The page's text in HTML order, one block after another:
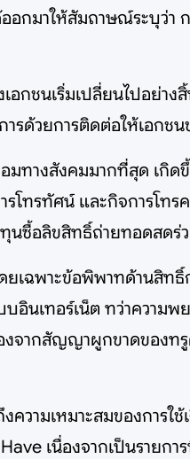
ออกมาให้สัมถาษณ์ระบุว่า
นเริ่มเปลี่ยนไปอย่างสิ้
รด้วยการติดต่อให้เอกช
มทางสังคมมากที่สุด เกิ
โทรทัศน์ และกิจการโท
นซื้อลิขสิทธิ์ถ่ายทอดสดร่
ฉพาะข้อพิพาทด้านสิท
นเทอร์เน็ต ทว่าความ
ากสัญญาผูกขาดของท
วามเหมาะสมของการ
เนื่องจากเป็นรายก